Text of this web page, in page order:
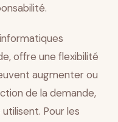
offre une flexibilité
augmenter ou
de la demande,
Pour les